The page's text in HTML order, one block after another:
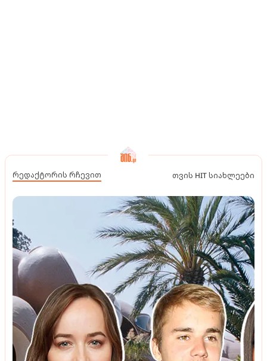
რედაქტორის რჩევით თვის HIT სიახლეები